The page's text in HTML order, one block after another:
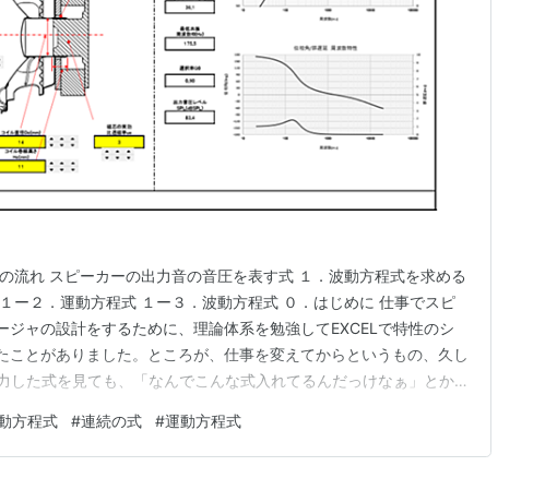
流れ スピーカーの出力音の音圧を表す式 １．波動方程式を求める
ー２．運動方程式 １ー３．波動方程式 ０．はじめに 仕事でスピ
ジャの設計をするために、理論体系を勉強してEXCELで特性のシ
ことがありました。ところが、仕事を変えてからというもの、久し
した式を見ても、「なんでこんな式入れてるんだっけなぁ」とか
うと思います。もしかしたら誰かの役に立つかもしれないし。 作
、ドライバーユニット単…
方程式 #連続の式 #運動方程式